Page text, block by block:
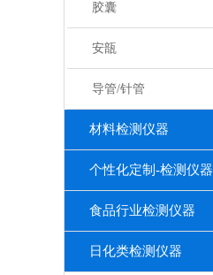
胶囊
安瓿
导管/针管
材料检测仪器
个性化定制-检测仪器
食品行业检测仪器
日化类检测仪器